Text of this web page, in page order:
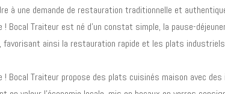
à une demande de restauration traditionnelle et
! Bocal Traiteur est né d’un constat simple, la pause-
favorisant ainsi la restauration rapide et les plats
! Bocal Traiteur propose des plats cuisinés maison avec